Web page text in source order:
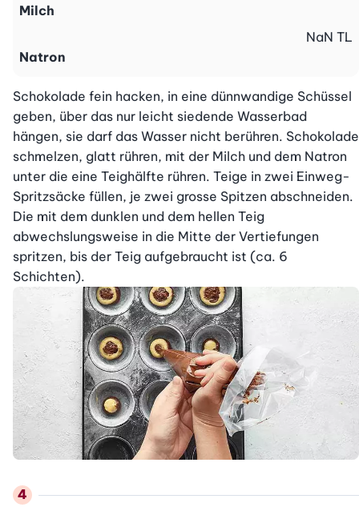
Milch
Natron
NaN TL
Schokolade fein hacken, in eine dünnwandige Schüssel
geben, über das nur leicht siedende Wasserbad
hängen, sie darf das Wasser nicht berühren. Schokolade
schmelzen, glatt rühren, mit der Milch und dem Natron
unter die eine Teighälfte rühren. Teige in zwei Einweg-
Spritzsäcke füllen, je zwei grosse Spitzen abschneiden.
Die mit dem dunklen und dem hellen Teig
abwechslungsweise in die Mitte der Vertiefungen
spritzen, bis der Teig aufgebraucht ist (ca. 6
Schichten).